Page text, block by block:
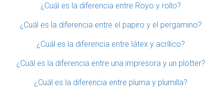
¿Cuál es la diferencia entre Royo y rollo?
¿Cuál es la diferencia entre el papiro y el pergamino?
¿Cuál es la diferencia entre látex y acrílico?
¿Cuál es la diferencia entre una impresora y un plotter?
¿Cuál es la diferencia entre pluma y plumilla?